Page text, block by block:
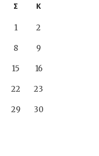
Σ Κ
1 2
8 9
15 16
22 23
29 30